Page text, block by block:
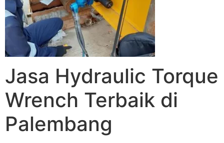
Jasa Hydraulic Torque
Wrench Terbaik di
Palembang